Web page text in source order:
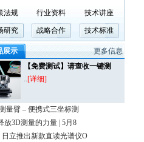
法规 行业资料 技术讲座
研究 战略合作 技术标准
展示
更多信息
【免费测试】请查收一键测
..[详细]
量臂 – 便携式三坐标测
放3D测量的力量 | 5月8
日立推出新款直读光谱仪O